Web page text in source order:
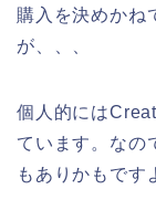
購入を決めかね
が、、、
個人的には
ています。なの
もありかもです